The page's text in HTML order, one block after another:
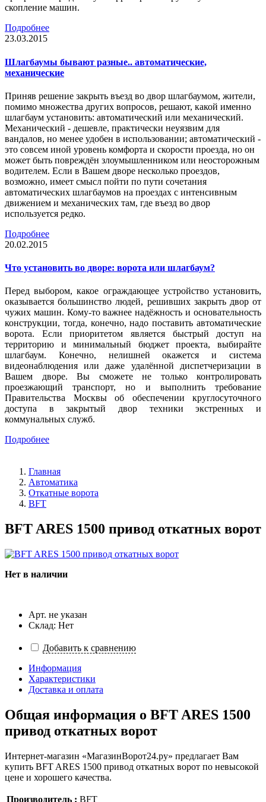
скопление машин.
Подробнее
23.03.2015
Шлагбаумы бывают разные.. автоматические,
механические
Приняв решение закрыть въезд во двор шлагбаумом, жители,
помимо множества других вопросов, решают, какой именно
шлагбаум установить: автоматический или механический.
Механический - дешевле, практически неуязвим для
вандалов, но менее удобен в использовании; автоматический -
это совсем иной уровень комфорта и скорости проезда, но он
может быть повреждён злоумышленником или неосторожным
водителем. Если в Вашем дворе несколько проездов,
возможно, имеет смысл пойти по пути сочетания
автоматических шлагбаумов на проездах с интенсивным
движением и механических там, где въезд во двор
используется редко.
Подробнее
20.02.2015
Что установить во дворе: ворота или шлагбаум?
Перед выбором, какое ограждающее устройство установить,
оказывается большинство людей, решивших закрыть двор от
чужих машин. Кому-то важнее надёжность и основательность
конструкции, тогда, конечно, надо поставить автоматические
ворота. Если приоритетом является быстрый доступ на
территорию и минимальный бюджет проекта, выбирайте
шлагбаум. Конечно, нелишней окажется и система
видеонаблюдения или даже удалённой диспетчеризации в
Вашем дворе. Вы сможете не только контролировать
проезжающий транспорт, но и выполнить требование
Правительства Москвы об обеспечении круглосуточного
доступа в закрытый двор техники экстренных и
коммунальных служб.
Подробнее
Главная
Автоматика
Откатные ворота
BFT
BFT ARES 1500 привод откатных ворот
Нет в наличии
Арт. не указан
Склад: Нет
Добавить к сравнению
Информация
Характеристики
Доставка и оплата
Общая информация о BFT ARES 1500
привод откатных ворот
Интернет-магазин «МагазинВорот24.ру» предлагает Вам
купить BFT ARES 1500 привод откатных ворот по невысокой
цене и хорошего качества.
Производитель : BFT